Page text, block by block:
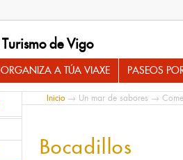
Turismo de Vigo
ORGANIZA A TÚA VIAXE PASEOS
Inicio→ Un mar de sabores →
Bocadillos